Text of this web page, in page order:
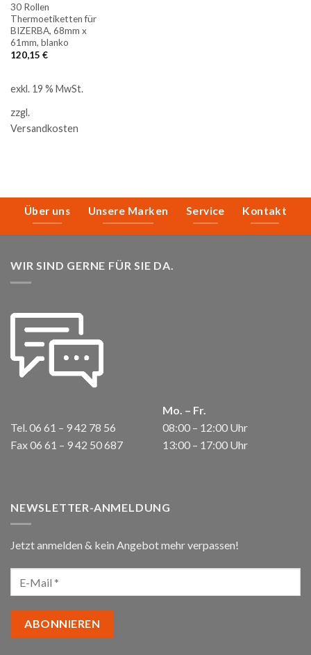
30 Rollen
Thermoetiketten für
BIZERBA, 68mm x
61mm, blanko
120,15 €
exkl. 19 % MwSt.
zzgl.
Versandkosten
Über uns Unsere Marken Service Kontakt
WIR SIND GERNE FÜR SIE DA.
Tel. 06 61 – 9 42 78 56
Fax 06 61 – 9 42 50 687
Mo. – Fr.
08:00 – 12:00 Uhr
13:00 – 17:00 Uhr
NEWSLETTER-ANMELDUNG
Jetzt anmelden & kein Angebot mehr verpassen!